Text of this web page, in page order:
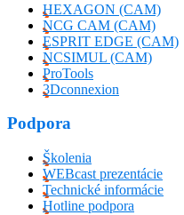
HEXAGON (CAM)
NCG CAM (CAM)
ESPRIT EDGE (CAM)
NCSIMUL (CAM)
ProTools
3Dconnexion
Podpora
Školenia
WEBcast prezentácie
Technické informácie
Hotline podpora